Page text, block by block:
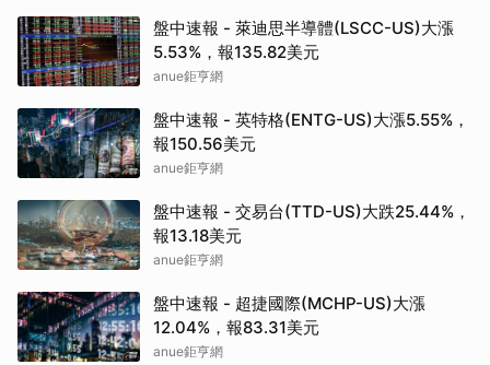
盤中速報 - 萊迪思半導體(LSCC-US)大漲
5.53%，報135.82美元
anue鉅亨網
盤中速報 - 英特格(ENTG-US)大漲5.55%，
報150.56美元
anue鉅亨網
盤中速報 - 交易台(TTD-US)大跌25.44%，
報13.18美元
anue鉅亨網
盤中速報 - 超捷國際(MCHP-US)大漲
12.04%，報83.31美元
anue鉅亨網